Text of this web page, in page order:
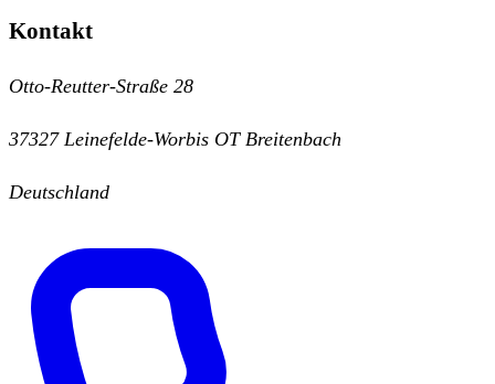
Kontakt
Otto-Reutter-Straße 28
37327 Leinefelde-Worbis OT Breitenbach
Deutschland